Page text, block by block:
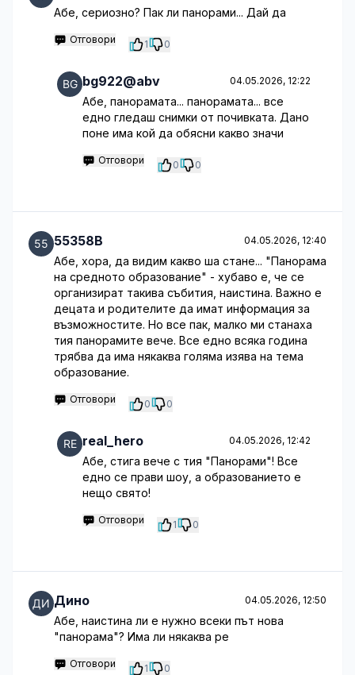
Абе, сериозно? Пак ли панорами... Дай да
Отговори 1 0
bg922@abv 04.05.2026, 12:22
Абе, панорамата... панорамата... все
едно гледаш снимки от почивката. Дано
поне има кой да обясни какво значи
Отговори 0 0
55358B 04.05.2026, 12:40
Абе, хора, да видим какво ша стане... "Панорама
на средното образование" - хубаво е, че се
организират такива събития, наистина. Важно е
децата и родителите да имат информация за
възможностите. Но все пак, малко ми станаха
тия панорамите вече. Все едно всяка година
трябва да има някаква голяма изява на тема
образование.
Отговори 0 0
real_hero 04.05.2026, 12:42
Абе, стига вече с тия "Панорами"! Все
едно се прави шоу, а образованието е
нещо свято!
Отговори 1 0
Дино 04.05.2026, 12:50
Абе, наистина ли е нужно всеки път нова
"панорама"? Има ли някаква ре
Отговори 1 0